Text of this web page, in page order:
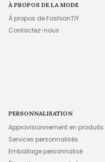
À PROPOS DE LA MODE
À propos de FashionTIY
Contactez-nous
PERSONNALISATION
Approvisionnement en produits
Services personnalisés
Emballage personnalisé